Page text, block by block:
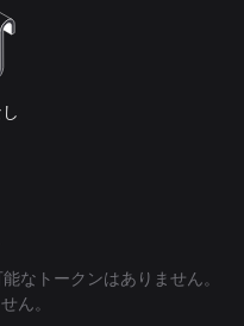
なトークンはありません。
ん。